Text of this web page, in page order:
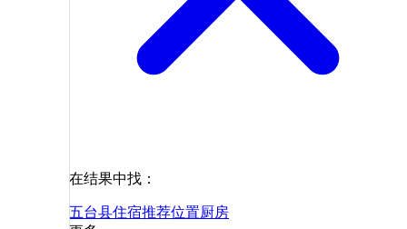
在结果中找：
五台县住宿推荐位置厨房